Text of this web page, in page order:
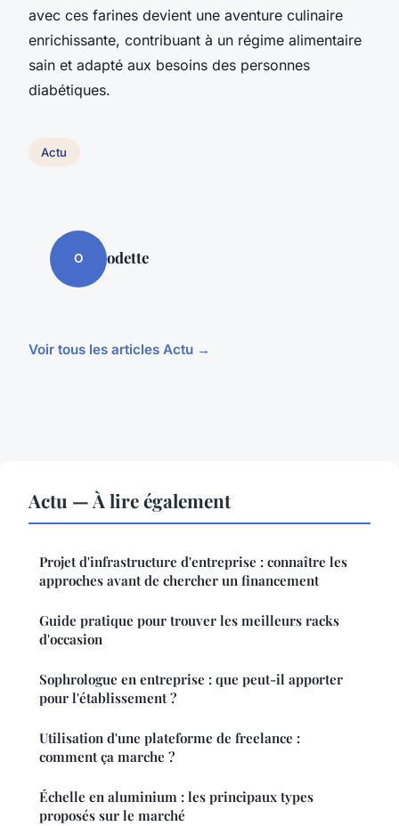
avec ces farines devient une aventure culinaire
enrichissante, contribuant à un régime alimentaire
sain et adapté aux besoins des personnes
diabétiques.
Actu
O odette
Voir tous les articles Actu →
Actu — À lire également
Projet d'infrastructure d'entreprise : connaître les
approches avant de chercher un financement
Guide pratique pour trouver les meilleurs racks
d'occasion
Sophrologue en entreprise : que peut-il apporter
pour l'établissement ?
Utilisation d'une plateforme de freelance :
comment ça marche ?
Échelle en aluminium : les principaux types
proposés sur le marché